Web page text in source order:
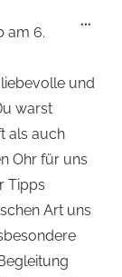
am 6.
und
warst
als auch
Ohr für uns
Tipps
Art uns
...